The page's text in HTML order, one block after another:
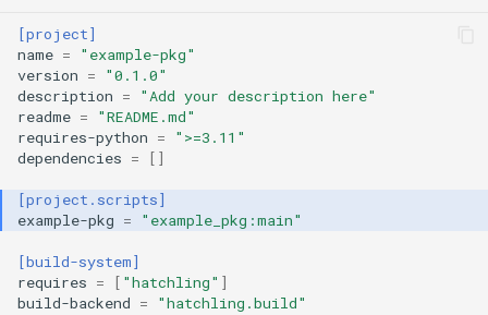
[project]
name =
"example-pkg"
version =
"0.1.0"
description =
"Add your description here"
readme =
"README.md"
requires-python =
">=3.11"
dependencies = []
[project.scripts]
example-pkg = "example_pkg:main"
[build-system]
requires = [ "hatchling" ]
build-backend = "hatchling.build"